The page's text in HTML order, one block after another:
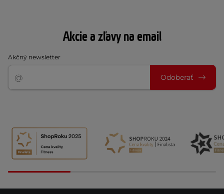
Akcie a zľavy na email
Akčný newsletter
Odoberať